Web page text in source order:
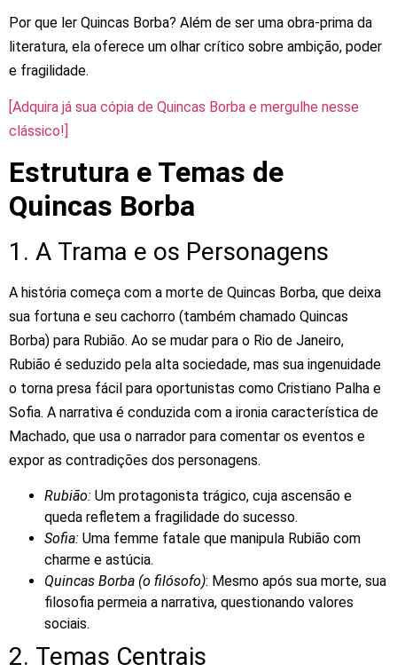
Por que ler Quincas Borba? Além de ser uma obra-prima da
literatura, ela oferece um olhar crítico sobre ambição, poder
e fragilidade.
[Adquira já sua cópia de Quincas Borba e mergulhe nesse
clássico!]
Estrutura e Temas de
Quincas Borba
1. A Trama e os Personagens
A história começa com a morte de Quincas Borba, que deixa
sua fortuna e seu cachorro (também chamado Quincas
Borba) para Rubião. Ao se mudar para o Rio de Janeiro,
Rubião é seduzido pela alta sociedade, mas sua ingenuidade
o torna presa fácil para oportunistas como Cristiano Palha e
Sofia. A narrativa é conduzida com a ironia característica de
Machado, que usa o narrador para comentar os eventos e
expor as contradições dos personagens.
Rubião: Um protagonista trágico, cuja ascensão e
queda refletem a fragilidade do sucesso.
Sofia: Uma femme fatale que manipula Rubião com
charme e astúcia.
Quincas Borba (o filósofo): Mesmo após sua morte, sua
filosofia permeia a narrativa, questionando valores
sociais.
2. Temas Centrais